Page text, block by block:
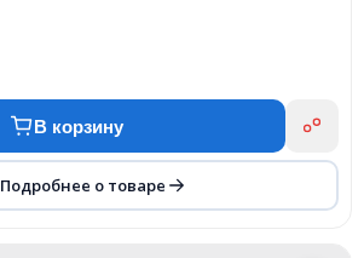
В корзину
Подробнее о товаре